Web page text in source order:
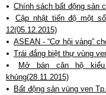
Chính sách bất động sản
Cập nhật tiến độ một
12(05.12.2015)
ASEAN - “Cơ hội vàng”
Trái đắng biệt thự vùng
Mở bán căn hộ
khủng(28.11.2015)
Bất động sản vùng ven